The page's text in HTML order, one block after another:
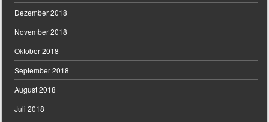
Dezember 2018
November 2018
Oktober 2018
September 2018
August 2018
Juli 2018